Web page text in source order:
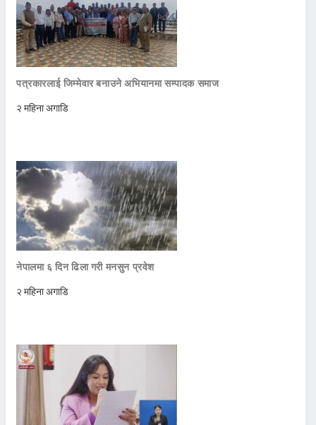
पत्रकारलाई जिम्मेवार बनाउने अभियानमा सम्पादक समाज
२ महिना अगाडि
नेपालमा ६ दिन ढिला गरी मनसुन प्रवेश
२ महिना अगाडि